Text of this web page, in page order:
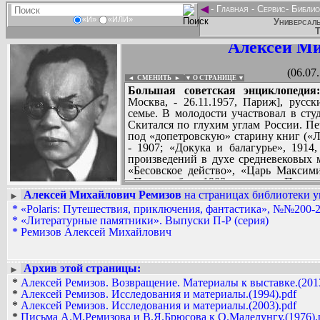
«И» «ИЛИ»
◄- Главная - Сервис-
Алексей
◄ СМЕНИТЬ ► ▼ О СТРАНИЦЕ ▼
Большая советская энциклопедия:
Москва, - 26.11.1957, Париж],
семье. В молодости участвовал в
Скитался по глухим углам России.
под «допетровскую» старину книг
- 1907; «Докука и балагурье»,
произведений в духе
«Бесовское действо», «Царь
«Пруд», оба - 1908; повести «Пятая
удушающей купеческой старины,
уличного быта; реальность здесь
революционерах -
фантазеров («Пруд», «Петушок»).
погибели земли русской»
«Подстриженными глазами» (1951).
советское подданство.
Созданный Р. оригинальный стиль
оказал влияние на некоторых
участники группы «Серапионовы
Вадим Ершов...
...
► Алексей Михайлович Ремизов на страницах библиотеки
* «Polaris: Путешествия, приключения, фантастика», №№200-
* «Литературные памятники». Выпуски П-Р (серия)
* Ремизов Алексей Михайлович
►
Архив этой страницы:
* Алексей Ремизов. Возвращение. Материалы к
* Алексей Ремизов. Исследования и материалы.(1994).pdf
* Алексей Ремизов. Исследования и материалы.(2003).pdf
* Письма А.М.Ремизова и В.Я.Брюсова к